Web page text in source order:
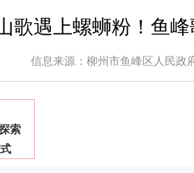
歌遇上螺蛳粉！鱼
信息来源：柳州市鱼峰区人民政
索